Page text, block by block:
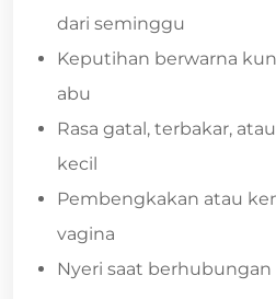
dari seminggu
Keputihan berwarna
abu
Rasa gatal, terbakar,
kecil
Pembengkakan atau
vagina
Nyeri saat